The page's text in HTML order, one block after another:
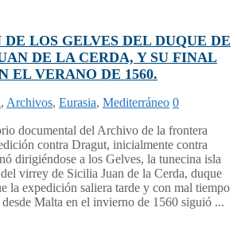
LOS GELVES DEL DUQUE DE
DE LA CERDA, Y SU FINAL
EL VERANO DE 1560.
, Archivos, Eurasia, Mediterráneo 0
documental del Archivo de la frontera
contra Dragut, inicialmente contra
dirigiéndose a los Gelves, la tunecina isla
virrey de Sicilia Juan de la Cerda, duque
la expedición saliera tarde y con mal tiempo
Malta en el invierno de 1560 siguió ...